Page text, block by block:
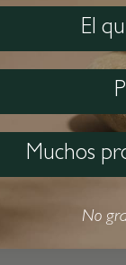
El
Muchos
No